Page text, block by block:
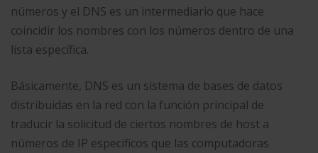
números y el DNS es un intermediario que hace
coincidir los nombres con los números dentro de una
lista específica.
Básicamente, DNS es un sistema de bases de datos
distribuidas en la red con la función principal de
traducir la solicitud de ciertos nombres de host a
números de IP específicos que las computadoras